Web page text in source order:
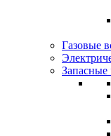
Газовые
Запасные